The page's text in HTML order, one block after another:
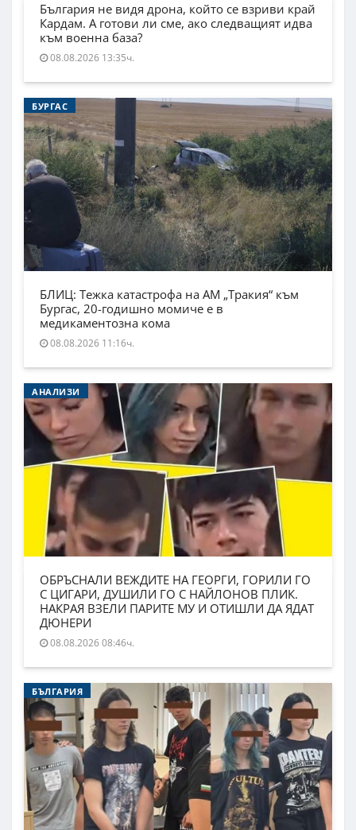
България не видя дрона, който се взриви край
Кардам. А готови ли сме, ако следващият идва
към военна база?
08.08.2026 13:35ч.
БУРГАС
БЛИЦ: Тежка катастрофа на АМ „Тракия“ към
Бургас, 20-годишно момиче е в
медикаментозна кома
08.08.2026 11:16ч.
АНАЛИЗИ
ОБРЪСНАЛИ ВЕЖДИТЕ НА ГЕОРГИ, ГОРИЛИ ГО
С ЦИГАРИ, ДУШИЛИ ГО С НАЙЛОНОВ ПЛИК.
НАКРАЯ ВЗЕЛИ ПАРИТЕ МУ И ОТИШЛИ ДА ЯДАТ
ДЮНЕРИ
08.08.2026 08:46ч.
БЪЛГАРИЯ